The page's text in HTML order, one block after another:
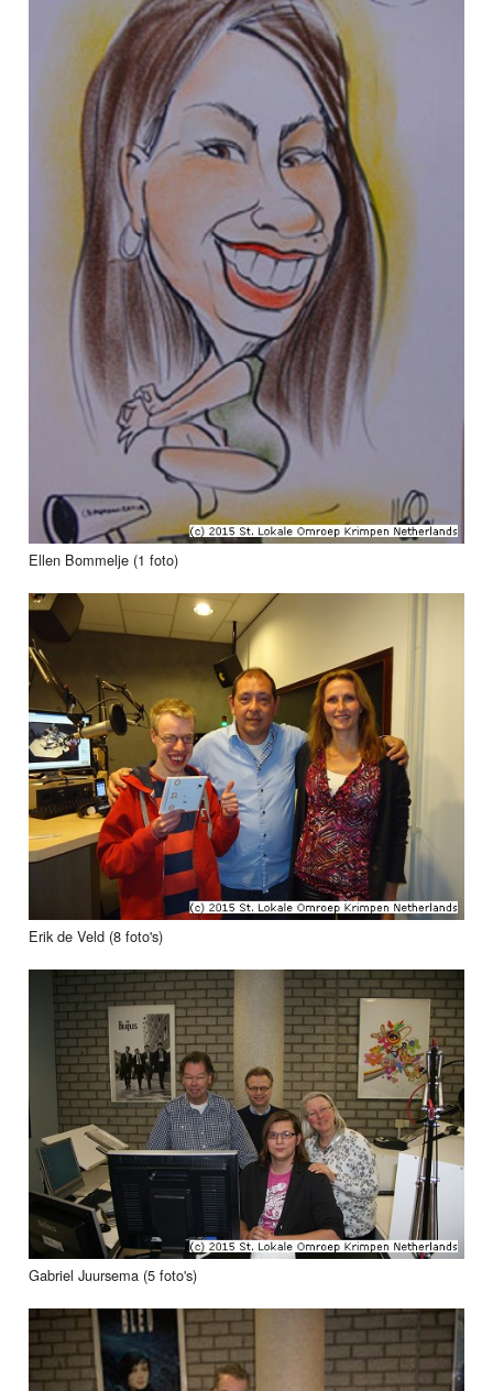
Ellen Bommelje (1 foto)
Erik de Veld (8 foto's)
Gabriel Juursema (5 foto's)